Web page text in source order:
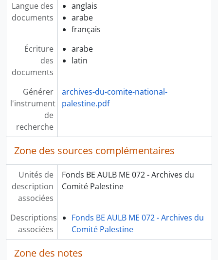
Langue des
documents
anglais
arabe
français
Écriture
des
documents
arabe
latin
Générer
l'instrument
de
recherche
archives-du-comite-national-
palestine.pdf
Zone des sources complémentaires
Unités de
description
associées
Fonds BE AULB ME 072 - Archives du
Comité Palestine
Descriptions
associées
Fonds BE AULB ME 072 - Archives du
Comité Palestine
Zone des notes